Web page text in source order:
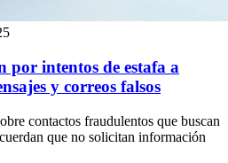
por intentos de estafa a
y correos falsos
contactos fraudulentos que buscan
que no solicitan información